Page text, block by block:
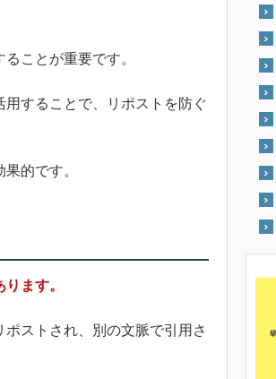
ことが重要です。
することで、リポストを防ぐ
的です。
ます。
ストされ、別の文脈で引用さ